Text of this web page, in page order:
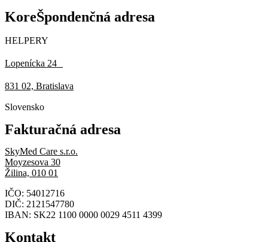
KoreŠpondenčná adresa
HELPERY
Lopenícka 24
831 02, Bratislava
Slovensko
Fakturačná adresa
SkyMed Care s.r.o.
Moyzesova 30
Žilina, 010 01
IČO: 54012716
DIČ: 2121547780
IBAN: SK22 1100 0000 0029 4511 4399
Kontakt